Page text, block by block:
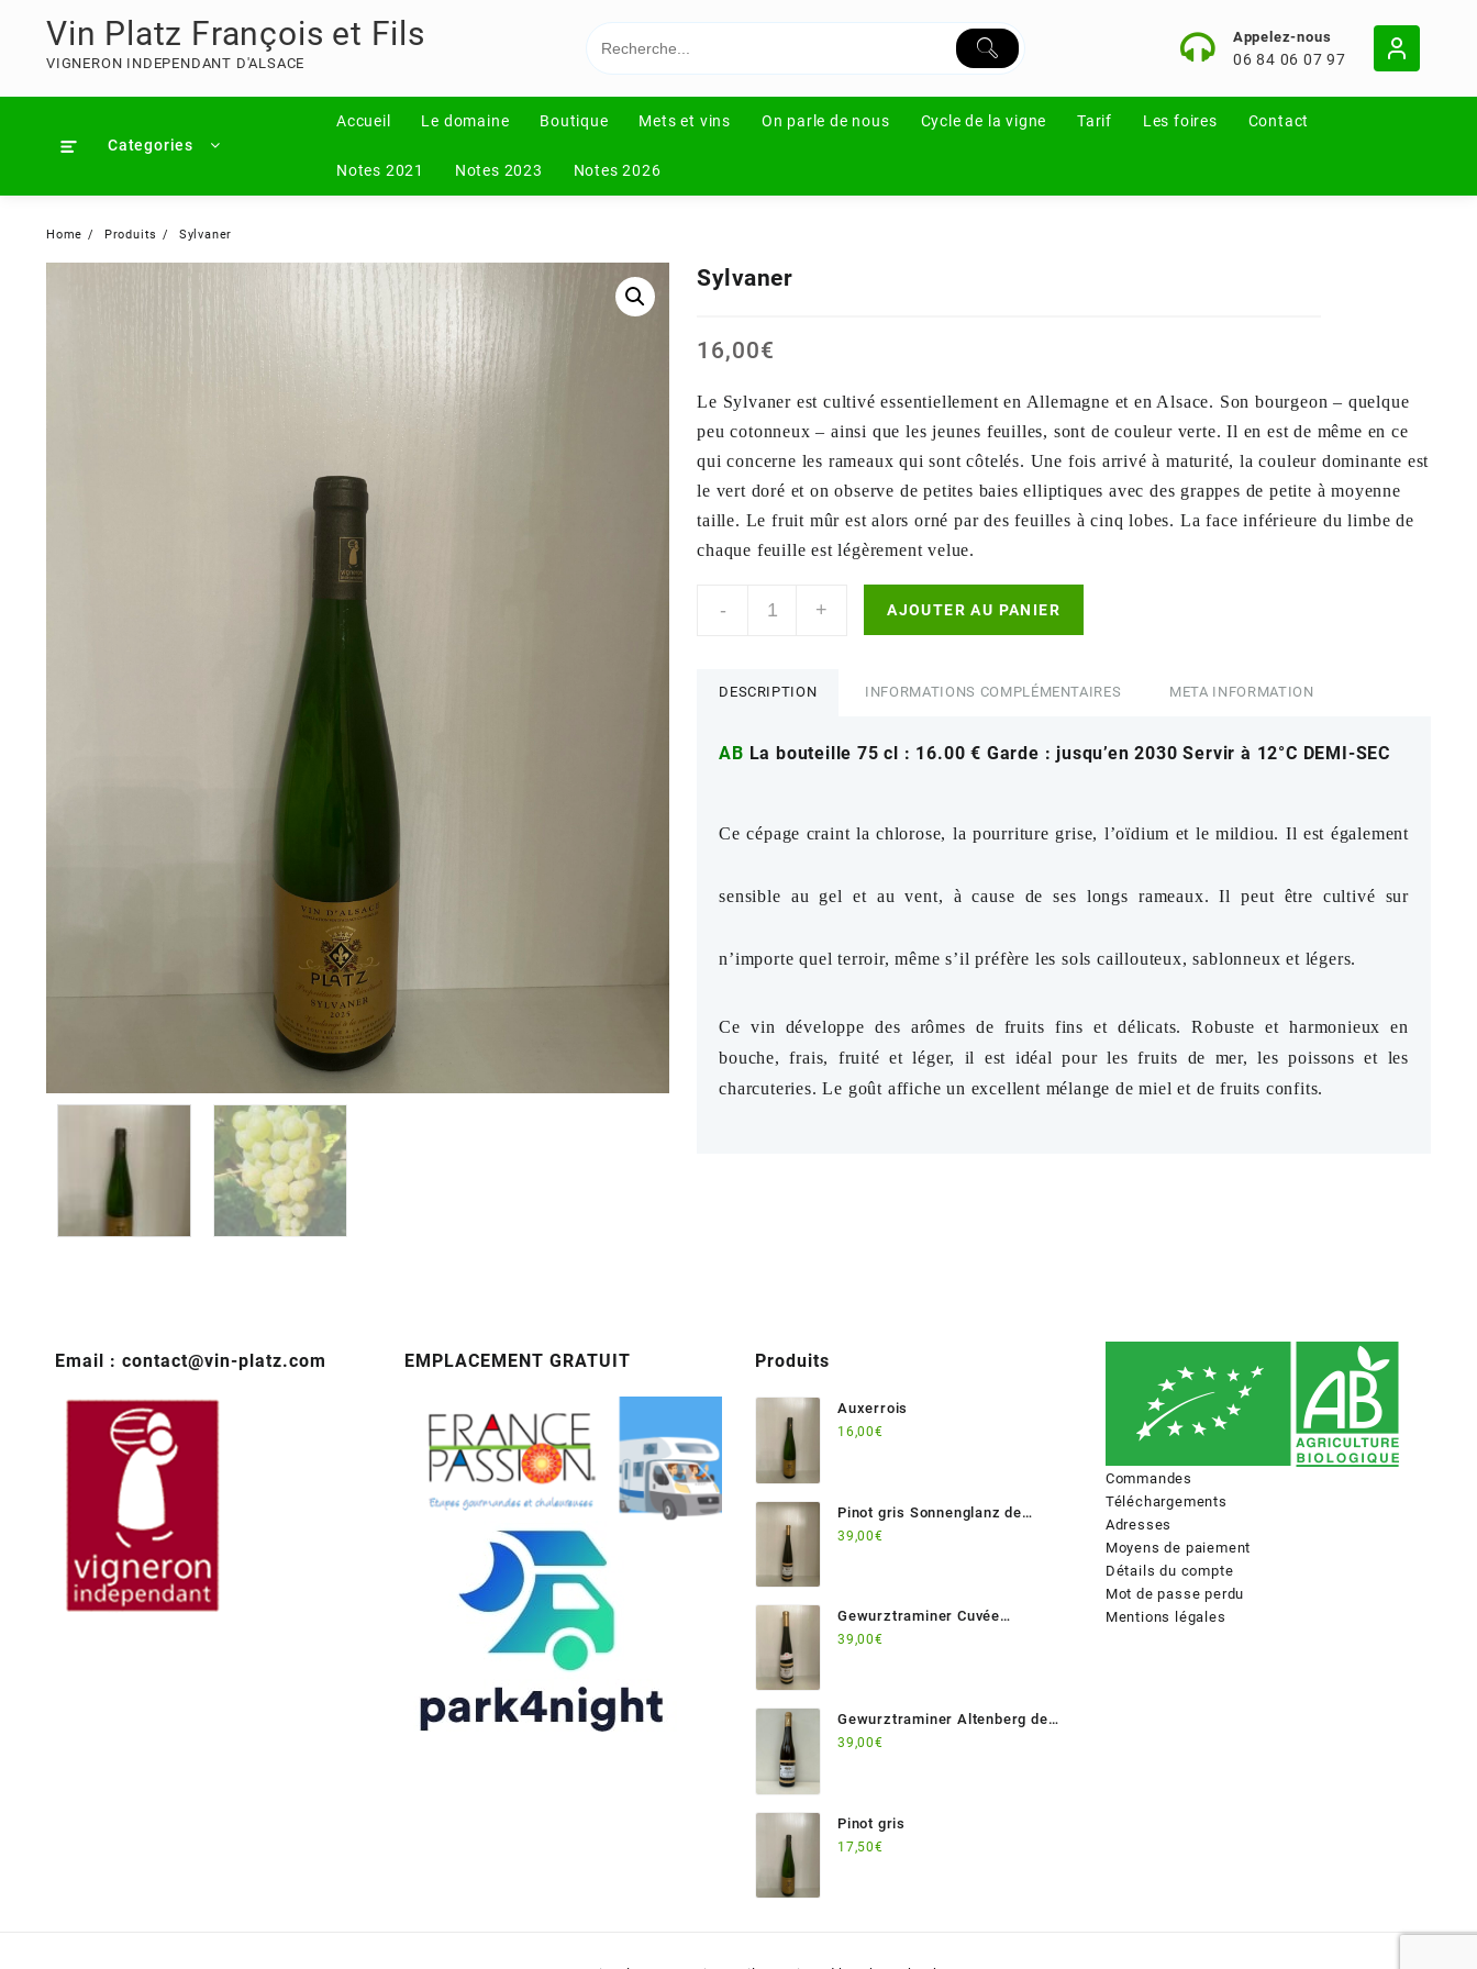
content
Vin Platz François et Fils
VIGNERON INDEPENDANT D'ALSACE
Appelez-nous
06 84 06 07 97
Categories
Accueil Le domaine Boutique Mets et vins On parle de nous Cycle de la vigne Tarif Les foires Contact
Notes 2021 Notes 2023 Notes 2026
Home Produits Sylvaner
Sylvaner
16,00€
Le Sylvaner est cultivé essentiellement en Allemagne eten Alsace. Son bourgeon – quelque
peu cotonneux – ainsi que les jeunes feuilles, sont de couleur verte. Il en est de même en ce
qui concerne les rameaux qui sont côtelés. Une fois arrivé à maturité, la couleur dominante est
le vert doré et on observe de petites baies elliptiques avec des grappes de petite à moyenne
taille. Le fruit mûr est alors orné par des feuilles à cinq lobes. La face inférieure du limbe de
chaque feuille est légèrement velue.
- + AJOUTER AU PANIER
DESCRIPTION INFORMATIONS COMPLÉMENTAIRES META INFORMATION
AB La bouteille 75 cl : 16.00 € Garde : jusqu’en 2030 Servir à 12°C DEMI-SEC
Ce cépage craint la chlorose, la pourriture grise, l’oïdium et le mildiou. Il est également
sensible au gel et au vent, à cause de ses longs rameaux. Il peut être cultivé sur
n’importe quel terroir, même s’il préfère les sols caillouteux, sablonneux et légers.
Ce vin développe des arômes de fruits fins et délicats. Robuste et harmonieux en
bouche, frais, fruité et léger, il est idéal pour les fruits de mer, les poissons et les
charcuteries. Le goût affiche un excellent mélange de miel et de fruits confits.
Email : contact@vin-platz.com EMPLACEMENT GRATUIT Produits
Auxerrois
16,00€
Pinot gris Sonnenglanz de
Beblenheim
39,00€
Gewurztraminer Cuvée
FRANCOIS
39,00€
Gewurztraminer Altenberg de
Bergheim
39,00€
Pinot gris
17,50€
Commandes
Téléchargements
Adresses
Moyens de paiement
Détails du compte
Mot de passe perdu
Mentions légales